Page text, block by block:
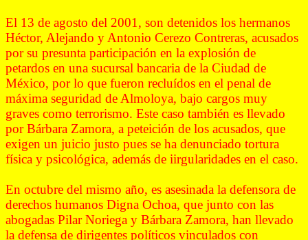
El 13 de agosto del 2001, son detenidos los hermanos
Héctor, Alejando y Antonio Cerezo Contreras, acusados
por su presunta participación en la explosión de
petardos en una sucursal bancaria de la Ciudad de
México, por lo que fueron recluídos en el penal de
máxima seguridad de Almoloya, bajo cargos muy
graves como terrorismo. Este caso también es llevado
por Bárbara Zamora, a peteición de los acusados, que
exigen un juicio justo pues se ha denunciado tortura
física y psicológica, además de iirgularidades en el caso.
En octubre del mismo año, es asesinada la defensora de
derechos humanos Digna Ochoa, que junto con las
abogadas Pilar Noriega y Bárbara Zamora, han llevado
la defensa de dirigentes políticos vinculados con